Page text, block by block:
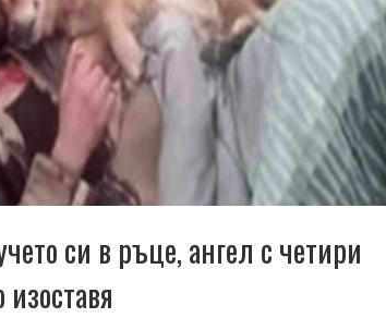
си в ръце, ангел с четири